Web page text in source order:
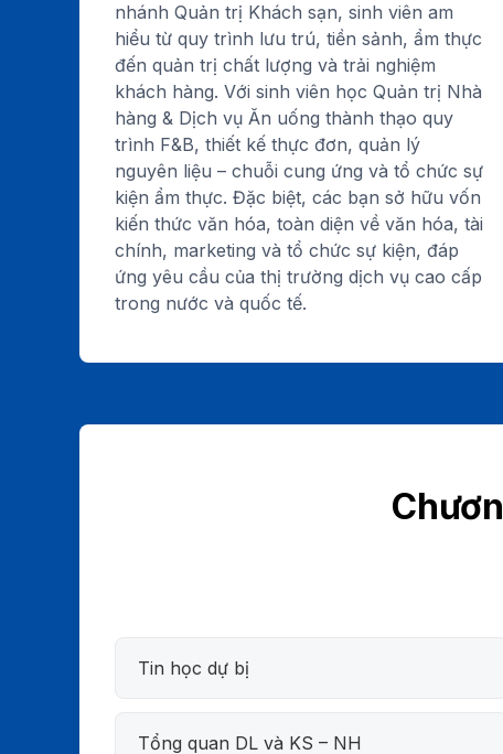
nhánh Quản trị Khách sạn, sinh viên am
hiểu từ quy trình lưu trú, tiền sảnh, ẩm thực
đến quản trị chất lượng và trải nghiệm
khách hàng. Với sinh viên học Quản trị Nhà
hàng & Dịch vụ Ăn uống thành thạo quy
trình F&B, thiết kế thực đơn, quản lý
nguyên liệu – chuỗi cung ứng và tổ chức sự
kiện ẩm thực. Đặc biệt, các bạn sở hữu vốn
kiến thức văn hóa, toàn diện về văn hóa, tài
chính, marketing và tổ chức sự kiện, đáp
ứng yêu cầu của thị trường dịch vụ cao cấp
trong nước và quốc tế.
Tin học dự bị
Tổng quan DL và KS – NH